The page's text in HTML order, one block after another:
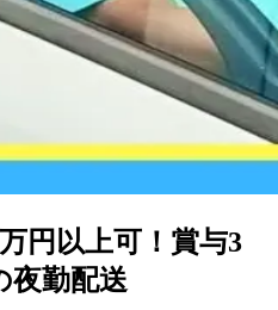
円以上可！賞与3
夜勤配送